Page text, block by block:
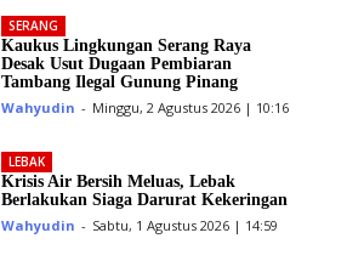
SERANG
Kaukus Lingkungan Serang Raya
Desak Usut Dugaan Pembiaran
Tambang Ilegal Gunung Pinang
Wahyudin - Minggu, 2 Agustus 2026 | 10:16
LEBAK
Krisis Air Bersih Meluas, Lebak
Berlakukan Siaga Darurat Kekeringan
Wahyudin - Sabtu, 1 Agustus 2026 | 14:59